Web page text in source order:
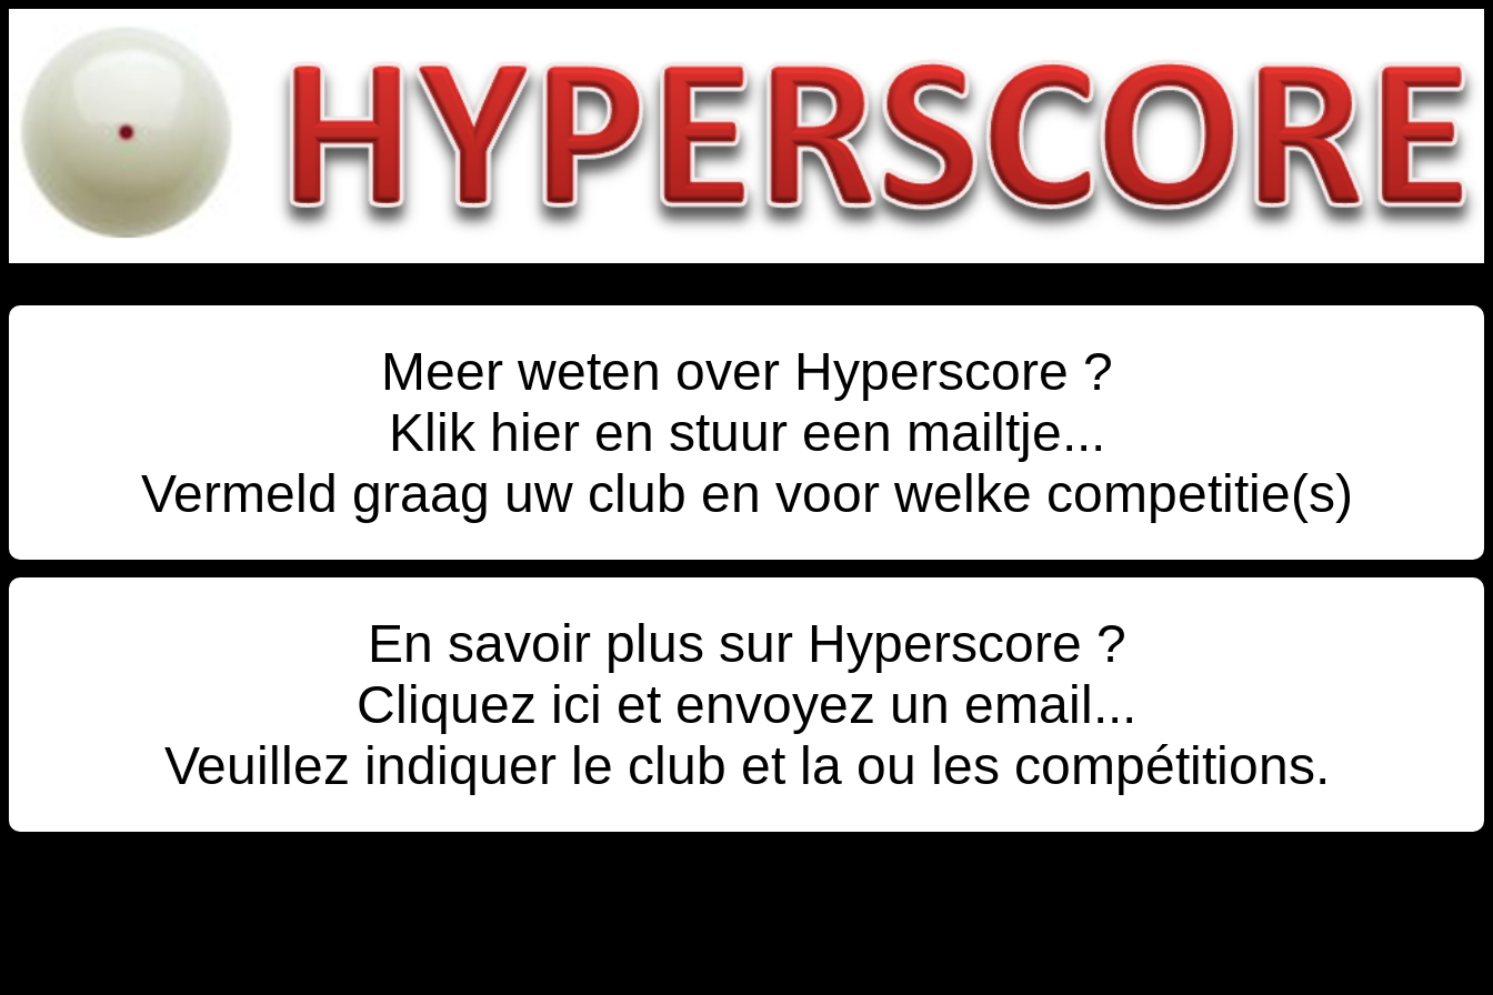
Meer weten over Hyperscore ?
Klik hier en stuur een mailtje...
Vermeld graag uw club en voor welke competitie(s)
En savoir plus sur Hyperscore ?
Cliquez ici et envoyez un email...
Veuillez indiquer le club et la ou les compétitions.